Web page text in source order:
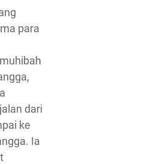
para
dari
ke
Ia